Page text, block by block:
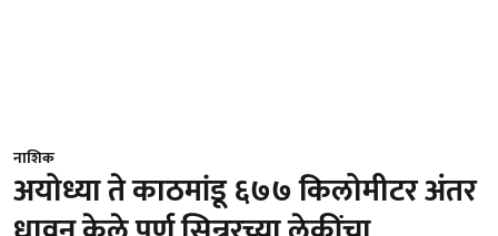
नाशिक
अयोध्या ते काठमांडू ६७७ किलोमीटर अंतर